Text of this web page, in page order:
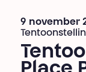
9 november